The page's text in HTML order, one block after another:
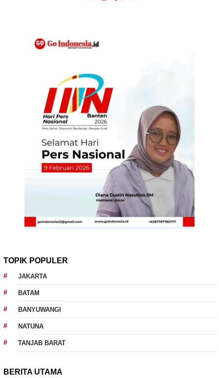
TOPIK POPULER
JAKARTA
BATAM
BANYUWANGI
NATUNA
TANJAB BARAT
BERITA UTAMA